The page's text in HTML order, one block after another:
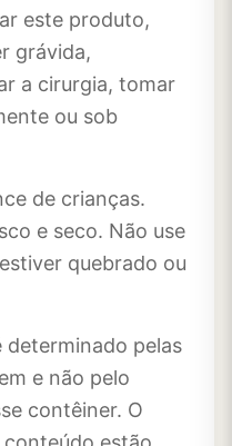
este produto,
grávida,
a cirurgia, tomar
ou sob
de crianças.
e seco. Não use
quebrado ou
pelas
e não pelo
contêiner. O